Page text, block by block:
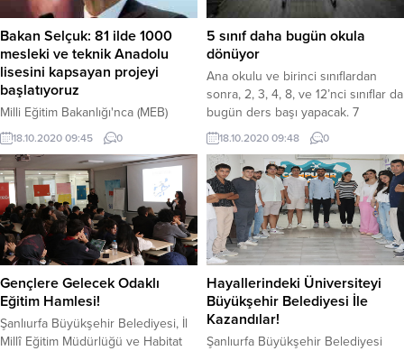
komisyonda performanslara göre
değerlendirme yapıldı. Ezanı Güzel
Okuma...
sonuçlar 14 Ağustos’ta açıklanacak.
Ardından, 15-21 Ağustos’ta boş
kontenjanlar için il/ilçe
komisyonlarınca yerleştirme...
Bakan Selçuk: 81 ilde 1000
mesleki ve teknik Anadolu
lisesini kapsayan projeyi
başlatıyoruz
Milli Eğitim Bakanlığı'nca (MEB)
hayata geçirilen yeni proje ile 1000
mesleki ve teknik Anadolu lisesine,
Türkçe, matematik ve fen bilimleri
alanlarında temel becerilerden
okulların bakım onarımına,
kütüphane, atölye ve spora kadar
çok sayıda alanda destek
sağlanacak.
18.10.2020 09:45 0
5 sınıf daha bugün okula
dönüyor
Ana okulu ve birinci sınıflardan
sonra, 2, 3, 4, 8, ve 12’nci sınıflar da
bugün ders başı yapacak. 7
milyona yakın öğrencinin yeniden
sınıflarına döneceği yüzyüze eğitim
haftanın iki günü olacak.
18.10.2020 09:48 0
Gençlere Gelecek Odaklı
Eğitim Hamlesi!
Şanlıurfa Büyükşehir Belediyesi, İl
Millî Eğitim Müdürlüğü ve Habitat
Hayallerindeki Üniversiteyi
Büyükşehir Belediyesi İle
Kazandılar!
Şanlıurfa Büyükşehir Belediyesi